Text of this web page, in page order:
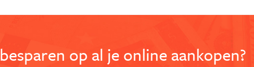
besparen op al je online aankopen?